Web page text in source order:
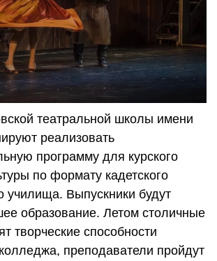
театральной школы имени
реализовать
программу для курского
по формату кадетского
училища. Выпускники будут
образование. Летом столичные
творческие способности
преподаватели пройдут